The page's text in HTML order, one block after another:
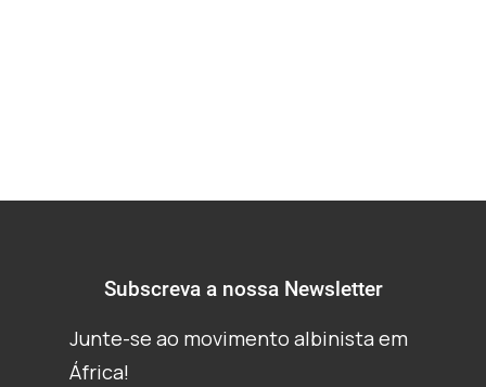
Subscreva a nossa Newsletter
Junte-se ao movimento albinista em
África!